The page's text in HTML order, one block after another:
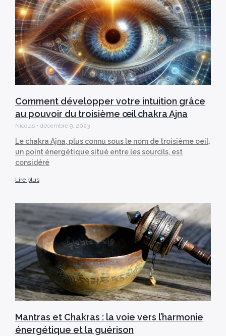
Comment développer votre intuition grâce
au pouvoir du troisième œil chakra Ajna
Nicolas décembre 9, 2023
Le chakra Ajna, plus connu sous le nom de troisième oeil,
un point énergétique situé entre les sourcils, est
considéré
Lire plus
Mantras et Chakras : la voie vers l’harmonie
énergétique et la guérison